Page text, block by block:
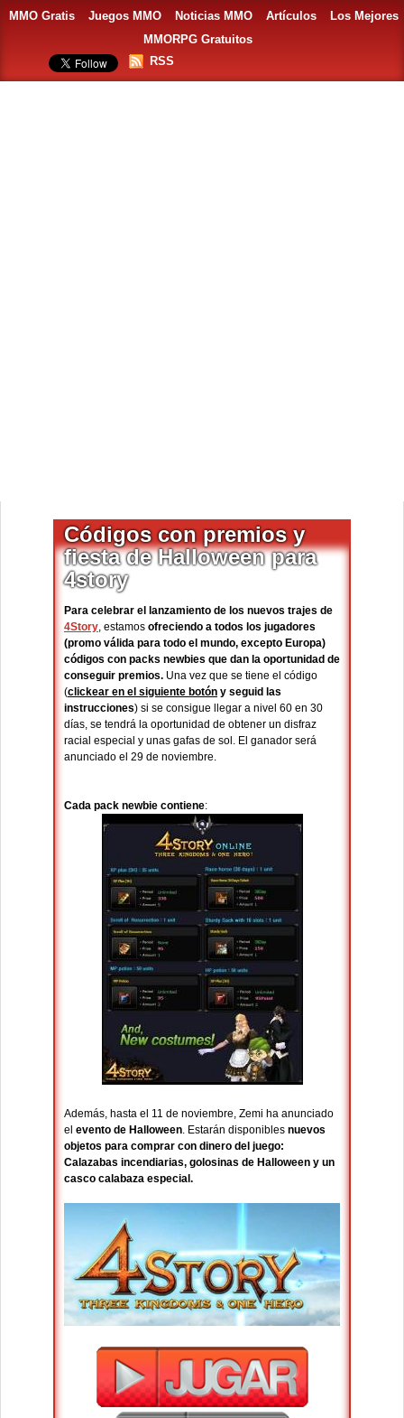
MMO Gratis Juegos MMO Noticias MMO Artículos
Los Mejores
MMORPG Gratuitos
RSS
Códigos con premios y
fiesta de Halloween para
4story
Para celebrar el lanzamiento de los nuevos trajes de
4Story, estamos ofreciendo a todos los jugadores
(promo válida para todo el mundo, excepto Europa)
códigos con packs newbies que dan la oportunidad de
conseguir premios. Una vez que se tiene el código
(clickear en el siguiente botón y seguid las
instrucciones) si se consigue llegar a nivel 60 en 30
días, se tendrá la oportunidad de obtener un disfraz
racial especial y unas gafas de sol. El ganador será
anunciado el 29 de noviembre.
Cada pack newbie contiene:
Además, hasta el 11 de noviembre, Zemi ha anunciado
el evento de Halloween. Estarán disponibles nuevos
objetos para comprar con dinero del juego:
Calazabas incendiarias, golosinas de Halloween y un
casco calabaza especial.